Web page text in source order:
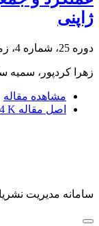
ژاپنی
دوره 25، شماره 4، زمستان 1402، صفحه
زهرا کردپور، سمیه
مشاهده مقاله
اصل مقاله K
سامانه مدیریت